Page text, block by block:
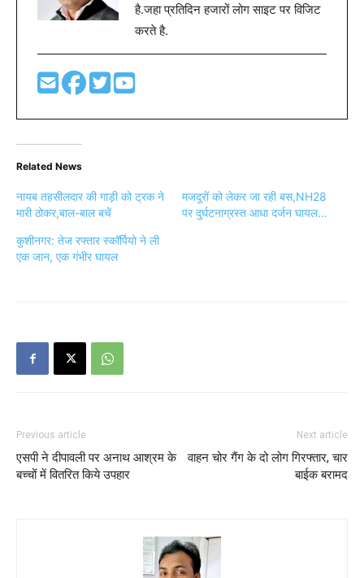
है.जहा प्रतिदिन हजारों लोग साइट पर विजिट
करते है.
Related News
नायब तहसीलदार की गाड़ी को ट्रक ने
मारी ठोकर,बाल-बाल बचें
मजदूरों को लेकर जा रही बस,NH28
पर दुर्घटनाग्रस्त आधा दर्जन घायल…
कुशीनगर: तेज रफ्तार स्कॉर्पियो ने ली
एक जान, एक गंभीर घायल
Previous article
एसपी ने दीपावली पर अनाथ आश्रम के
बच्चों में वितरित किये उपहार
Next article
वाहन चोर गैंग के दो लोग गिरफ्तार, चार
बाईक बरामद